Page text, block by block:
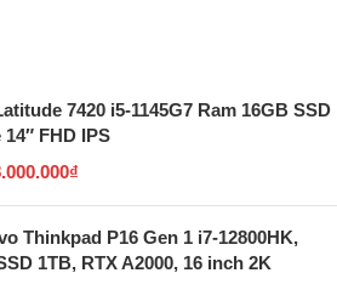
7420 i5-1145G7 Ram 16GB SSD
FHD IPS
₫
Thinkpad P16 Gen 1 i7-12800HK,
1TB, RTX A2000, 16 inch 2K